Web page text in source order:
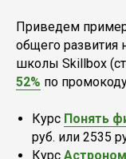
Приведем
общего развития
школы Skillbox
52% по
Курс Понять
руб. или 2535
Курс